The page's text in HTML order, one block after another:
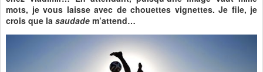
mots, je vous laisse avec de chouettes vignettes. Je file, je
crois que la saudade m’attend…